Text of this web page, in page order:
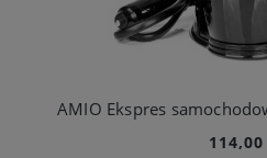
114,00